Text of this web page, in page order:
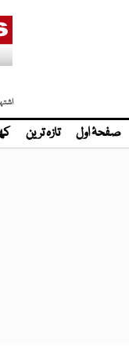
صفحۂ اول تازہ ترین